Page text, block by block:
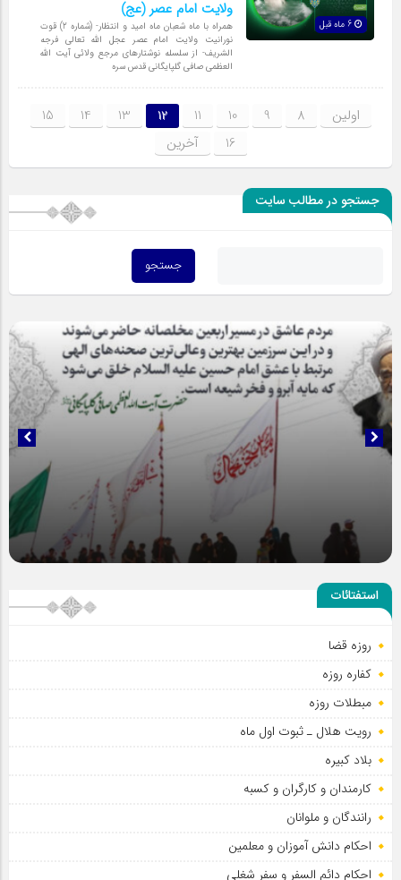
ولایت امام عصر (عج)
همراه با ماه شعبان ماه امید و انتظار- (شماره 2) قوت
نورانیت ولایت امام عصر عجل الله تعالی فرجه
الشریف- از سلسله نوشتارهای مرجع ولائی آیت الله
العظمی صافی گلپایگانی قدس سره
اولین 8
9
10
11
12
13
14
15
16
آخرین
جستجو در مطالب سایت
حضور عاشقانه و مخلصانه مردم در مسیر اربعین
استفتائات
روزه قضا
کفاره روزه
مبطلات روزه
رویت هلال ـ ثبوت اول ماه
بلاد کبیره
کارمندان و کارگران و کسبه
رانندگان و ملوانان
احکام دانش آموزان و معلمین
احکام دائم السفر و سفر شغلی